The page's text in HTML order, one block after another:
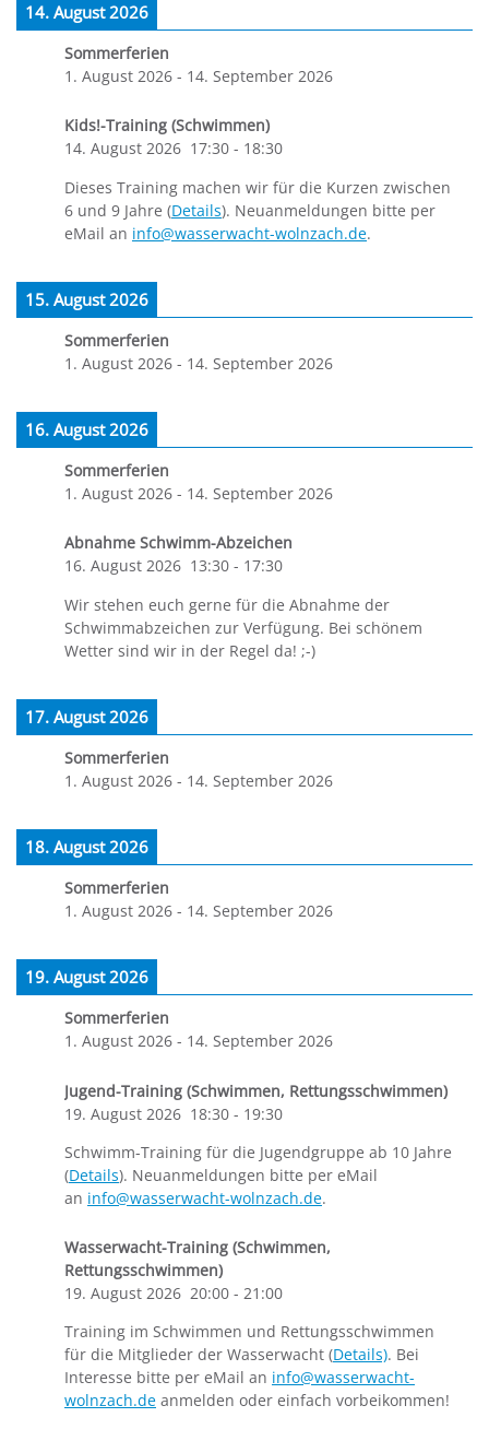
14. August 2026
Sommerferien
1. August 2026 - 14. September 2026
Kids!-Training (Schwimmen)
14. August 2026 17:30 - 18:30
Dieses Training machen wir für die Kurzen zwischen
6 und 9 Jahre (Details). Neuanmeldungen bitte per
eMail an info@wasserwacht-wolnzach.de.
15. August 2026
Sommerferien
1. August 2026 - 14. September 2026
16. August 2026
Sommerferien
1. August 2026 - 14. September 2026
Abnahme Schwimm-Abzeichen
16. August 2026 13:30 - 17:30
Wir stehen euch gerne für die Abnahme der
Schwimmabzeichen zur Verfügung. Bei schönem
Wetter sind wir in der Regel da! ;-)
17. August 2026
Sommerferien
1. August 2026 - 14. September 2026
18. August 2026
Sommerferien
1. August 2026 - 14. September 2026
19. August 2026
Sommerferien
1. August 2026 - 14. September 2026
Jugend-Training (Schwimmen, Rettungsschwimmen)
19. August 2026 18:30 - 19:30
Schwimm-Training für die Jugendgruppe ab 10 Jahre
(Details). Neuanmeldungen bitte per eMail
an info@wasserwacht-wolnzach.de.
Wasserwacht-Training (Schwimmen,
Rettungsschwimmen)
19. August 2026 20:00 - 21:00
Training im Schwimmen und Rettungsschwimmen
für die Mitglieder der Wasserwacht (Details). Bei
Interesse bitte per eMail an info@wasserwacht-
wolnzach.de anmelden oder einfach vorbeikommen!